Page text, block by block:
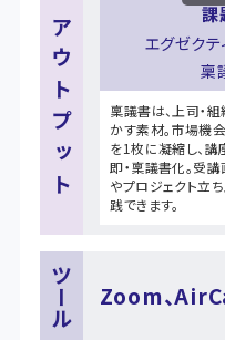
アウトプット
課
エグゼクテ
稟
稟議書は、上司・
かす素材。市場機
を1枚に凝縮し、
即・稟議書化。受
やプロジェクト立
践できます。
ツール Zoom、